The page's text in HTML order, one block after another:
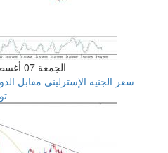
الجمعة 07 أغسطس 2026 06:06 صباحاً
سعر الجنيه الإسترليني مقابل